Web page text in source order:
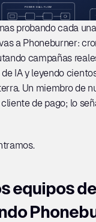
probando cada
a Phoneburner:
campañas
IA y leyendo
Un miembro de
de pago; lo
equipos